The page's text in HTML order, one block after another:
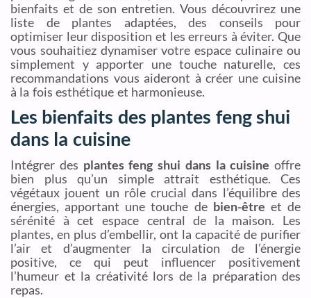
bienfaits et de son entretien. Vous découvrirez une
liste de plantes adaptées, des conseils pour
optimiser leur disposition et les erreurs à éviter. Que
vous souhaitiez dynamiser votre espace culinaire ou
simplement y apporter une touche naturelle, ces
recommandations vous aideront à créer une cuisine
à la fois esthétique et harmonieuse.
Les bienfaits des plantes feng shui
dans la cuisine
Intégrer des plantes feng shui dans la cuisine offre
bien plus qu’un simple attrait esthétique. Ces
végétaux jouent un rôle crucial dans l’équilibre des
énergies, apportant une touche de bien-être et de
sérénité à cet espace central de la maison. Les
plantes, en plus d’embellir, ont la capacité de purifier
l’air et d’augmenter la circulation de l’énergie
positive, ce qui peut influencer positivement
l’humeur et la créativité lors de la préparation des
repas.